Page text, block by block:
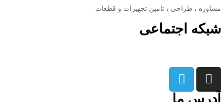
مشاوره ، طراحی ، تامین تجهیزات و قطعات
شبکه اجتماعی
آدرس ما